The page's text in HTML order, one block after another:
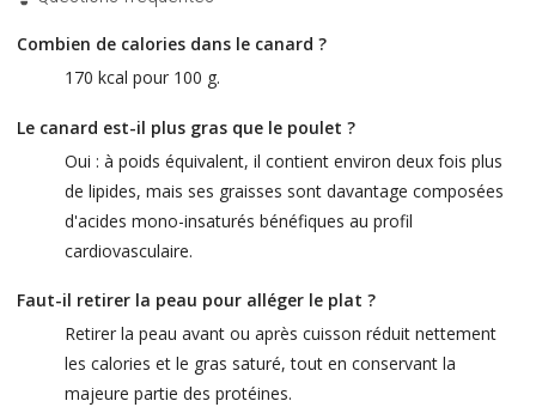
Combien de calories dans le canard ?
170 kcal pour 100 g.
Le canard est-il plus gras que le poulet ?
Oui : à poids équivalent, il contient environ deux fois plus
de lipides, mais ses graisses sont davantage composées
d'acides mono-insaturés bénéfiques au profil
cardiovasculaire.
Faut-il retirer la peau pour alléger le plat ?
Retirer la peau avant ou après cuisson réduit nettement
les calories et le gras saturé, tout en conservant la
majeure partie des protéines.